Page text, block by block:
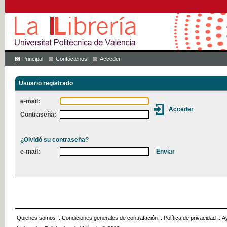
Principal Contáctenos Acceder
Usuario registrado
e-mail:
Contraseña:
¿Olvidó su contraseña?
e-mail:
Quienes somos :: Condiciones generales de contratación :: Política de privacidad ::